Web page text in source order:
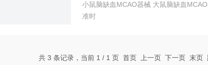
小鼠脑缺血MCAO器械 大鼠脑缺血
准时
共 3 条记录，当前 1 / 1 页 首页 上一页 下一页 末页